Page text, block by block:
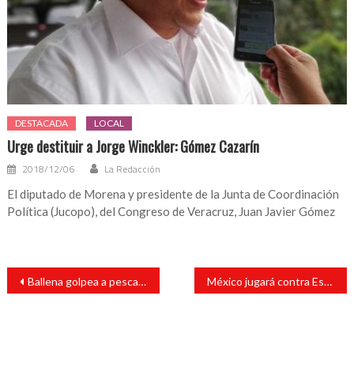
DESTACADA LOCAL
Urge destituir a Jorge Winckler: Gómez Cazarín
2018/12/06 La Redacción
El diputado de Morena y presidente de la Junta de Coordinación
Política (Jucopo), del Congreso de Veracruz, Juan Javier Gómez
Navegación
entradas
Ballena golpea a pescador con la cola y lo deja inconsciente México jugará contra Estados Unidos en el estadio Akron en la inauguración del mundial de fútbol